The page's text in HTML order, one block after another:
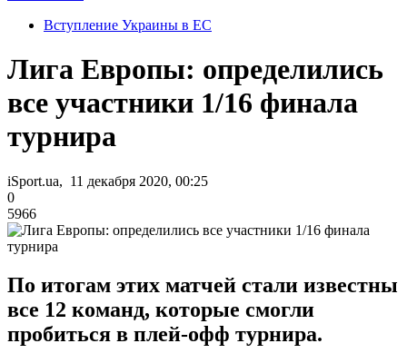
Вступление Украины в ЕС
Лига Европы: определились
все участники 1/16 финала
турнира
iSport.ua, 11 декабря 2020, 00:25
0
5966
По итогам этих матчей стали известны
все 12 команд, которые смогли
пробиться в плей-офф турнира.